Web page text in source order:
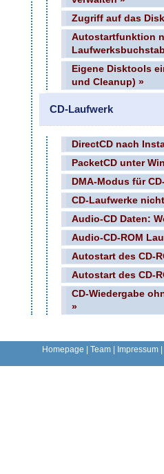
Zugriff auf das
Autostartfunktion
Eigene Disktools
und Cleanup) »
CD-Laufwerk
DirectCD nach
PacketCD unter
DMA-Modus für
CD-Laufwerke
Audio-CD Daten:
Audio-CD-ROM
Autostart des CD-
Autostart des CD-
CD-Wiedergabe
»
Homepage Team| Impressum|